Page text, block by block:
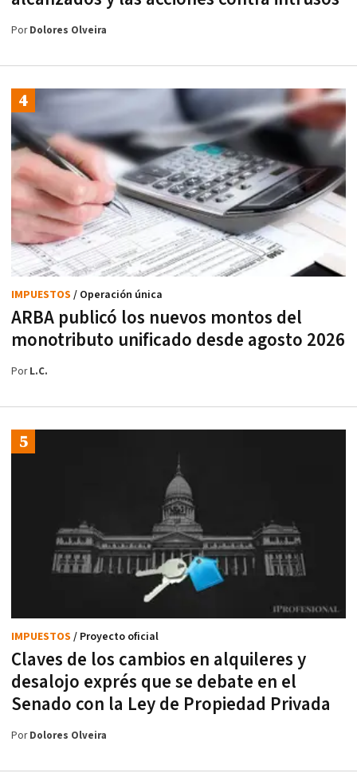
PorDolores Olveira
ARBA publicó los nuevos montos del
monotributo unificado desde agosto 2026
IMPUESTOS / Operación única
PorL.C.
Claves de los cambios en alquileres y
desalojo exprés que se debate en el
Senado con la Ley de Propiedad Privada
IMPUESTOS / Proyecto oficial
PorDolores Olveira